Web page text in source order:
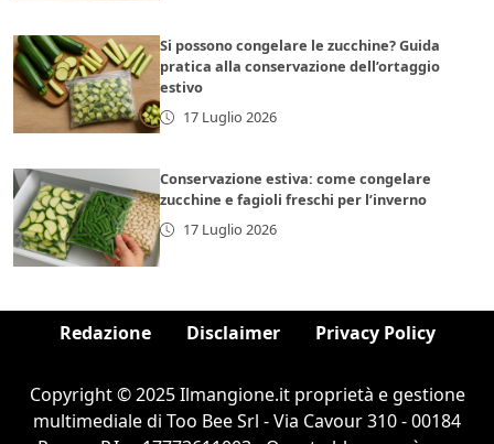
Si possono congelare le zucchine? Guida
pratica alla conservazione dell’ortaggio
estivo
17 Luglio 2026
Conservazione estiva: come congelare
zucchine e fagioli freschi per l’inverno
17 Luglio 2026
Redazione Disclaimer Privacy Policy
Copyright © 2025 Ilmangione.it proprietà e gestione
multimediale di Too Bee Srl - Via Cavour 310 - 00184